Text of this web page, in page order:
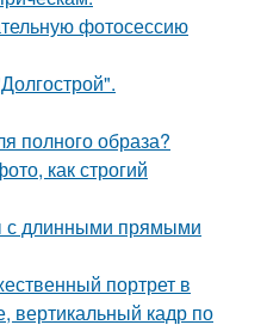
фотосессию
полного образа?
как строгий
с длинными прямыми
портрет в
вертикальный кадр по